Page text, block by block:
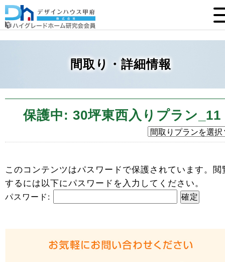
間取り・詳細情報
保護中: 30坪東西入りプラン_11
このコンテンツはパスワードで保護されています。閲
するには以下にパスワードを入力してください。
パスワード: